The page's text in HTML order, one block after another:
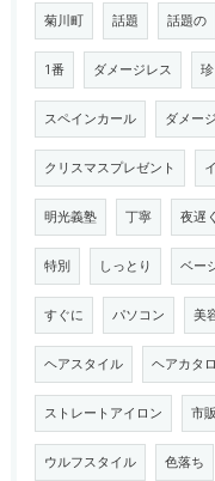
菊川町 話題 話題の
1番 ダメージレス
スペインカール ダメー
クリスマスプレゼント
明光義塾 丁寧 夜遅
特別 しっとり ベー
すぐに パソコン 美
ヘアスタイル ヘアカタ
ストレートアイロン 市販
ウルフスタイル 色落ち